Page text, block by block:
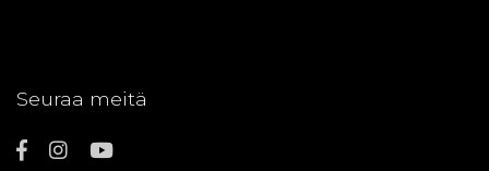
Seuraa meitä